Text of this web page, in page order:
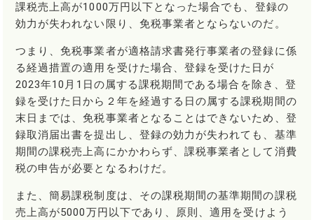
課税売上高が1000万円以下となった場合でも、登録の
効力が失われない限り、免税事業者とならないのだ。
つまり、免税事業者が適格請求書発行事業者の登録に係
る経過措置の適用を受けた場合、登録を受けた日が
2023年10月1日の属する課税期間である場合を除き、登
録を受けた日から２年を経過する日の属する課税期間の
末日までは、免税事業者となることはできないため、登
録取消届出書を提出し、登録の効力が失われても、基準
期間の課税売上高にかかわらず、課税事業者として消費
税の申告が必要となるわけだ。
また、簡易課税制度は、その課税期間の基準期間の課税
売上高が5000万円以下であり、原則、適用を受けよう